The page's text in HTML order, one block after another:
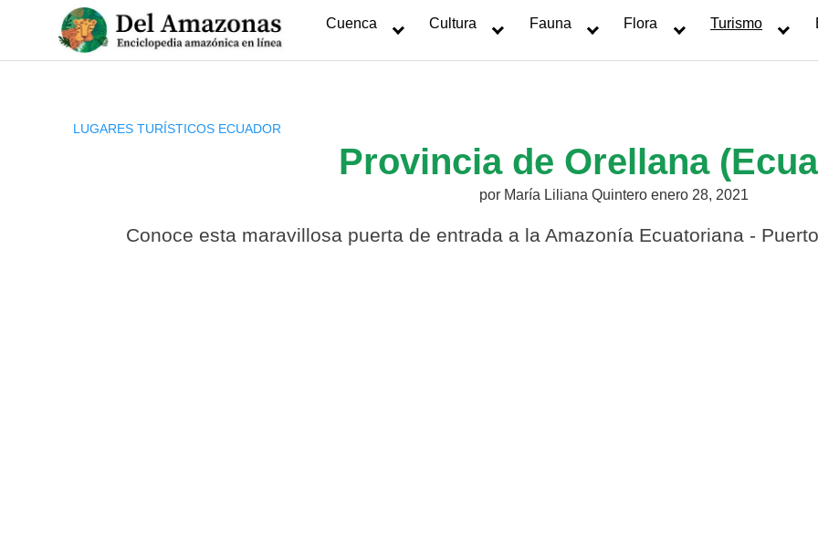
Cuenca Cultura Fauna Flora Turismo
LUGARES TURÍSTICOS ECUADOR
Provincia de Orellana
por María Liliana Quintero enero 28, 2021
Conoce esta maravillosa puerta de entrada a la Amazonía Ecuatoriana -